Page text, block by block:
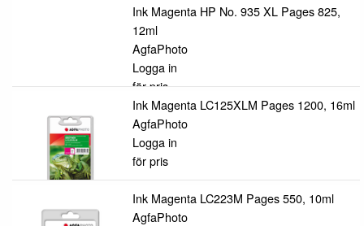
Ink Magenta HP No. 935 XL Pages 825,
12ml
AgfaPhoto
Logga in
för pris
Ink Magenta LC125XLM Pages 1200, 16ml
AgfaPhoto
Logga in
för pris
Ink Magenta LC223M Pages 550, 10ml
AgfaPhoto